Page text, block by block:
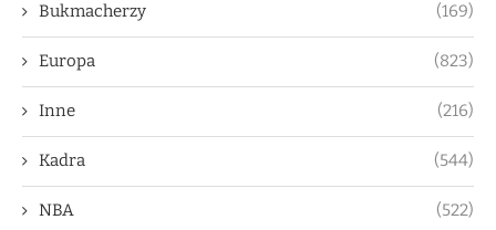
Bukmacherzy (169)
Europa (823)
Inne (216)
Kadra (544)
NBA (522)